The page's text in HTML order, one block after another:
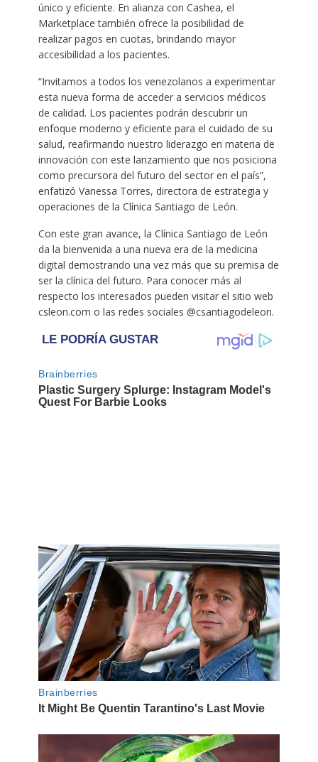
único y eficiente. En alianza con Cashea, el
Marketplace también ofrece la posibilidad de
realizar pagos en cuotas, brindando mayor
accesibilidad a los pacientes.
“Invitamos a todos los venezolanos a experimentar
esta nueva forma de acceder a servicios médicos
de calidad. Los pacientes podrán descubrir un
enfoque moderno y eficiente para el cuidado de su
salud, reafirmando nuestro liderazgo en materia de
innovación con este lanzamiento que nos posiciona
como precursora del futuro del sector en el país”,
enfatizó Vanessa Torres, directora de estrategia y
operaciones de la Clínica Santiago de León.
Con este gran avance, la Clínica Santiago de León
da la bienvenida a una nueva era de la medicina
digital demostrando una vez más que su premisa de
ser la clínica del futuro. Para conocer más al
respecto los interesados pueden visitar el sitio web
csleon.com o las redes sociales @csantiagodeleon.